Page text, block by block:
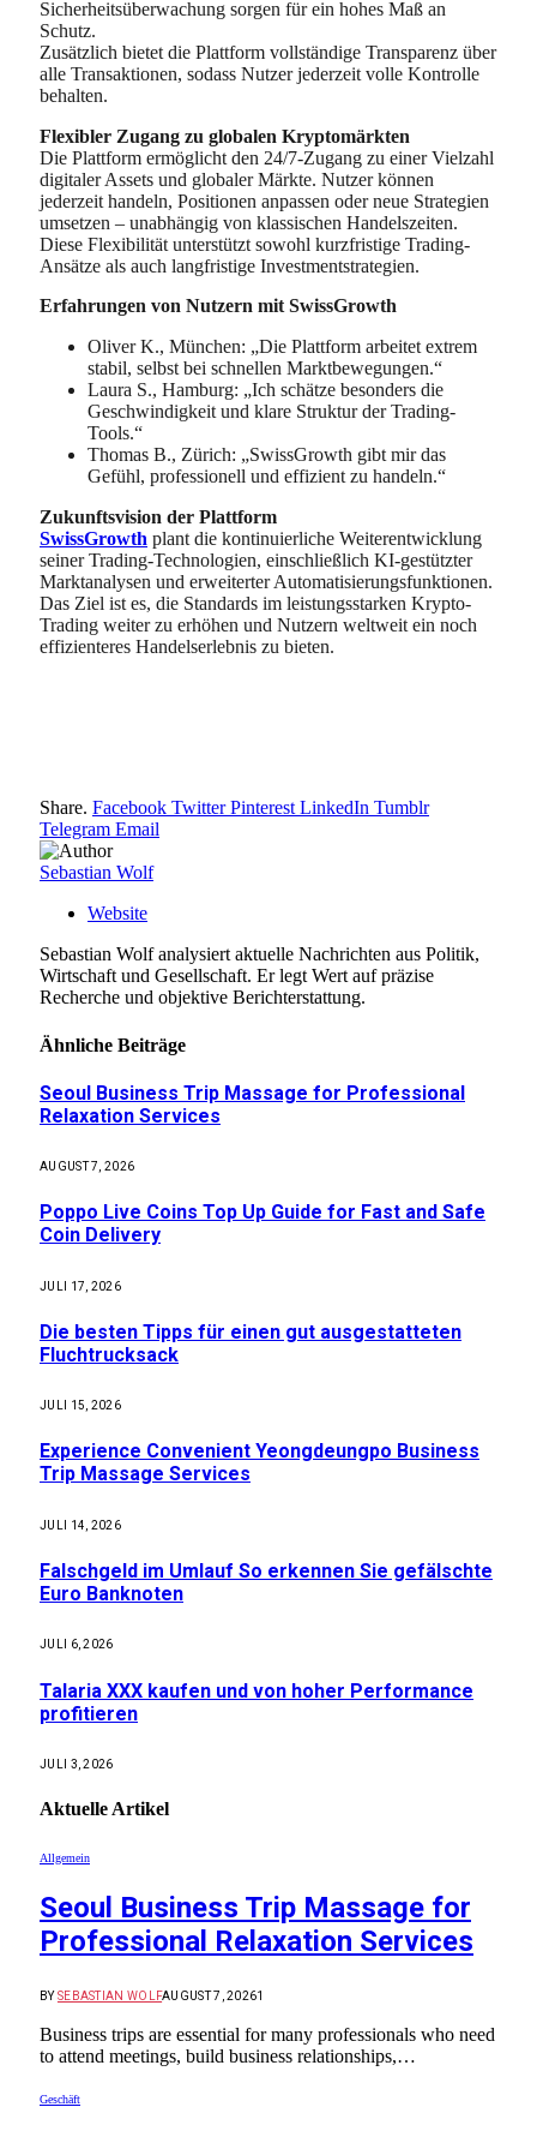
Sicherheitsüberwachung sorgen für ein hohes Maß an
Schutz.
Zusätzlich bietet die Plattform vollständige Transparenz über
alle Transaktionen, sodass Nutzer jederzeit volle Kontrolle
behalten.
Flexibler Zugang zu globalen Kryptomärkten
Die Plattform ermöglicht den 24/7-Zugang zu einer Vielzahl
digitaler Assets und globaler Märkte. Nutzer können
jederzeit handeln, Positionen anpassen oder neue Strategien
umsetzen – unabhängig von klassischen Handelszeiten.
Diese Flexibilität unterstützt sowohl kurzfristige Trading-
Ansätze als auch langfristige Investmentstrategien.
Erfahrungen von Nutzern mit SwissGrowth
Oliver K., München: „Die Plattform arbeitet extrem
stabil, selbst bei schnellen Marktbewegungen.“
Laura S., Hamburg: „Ich schätze besonders die
Geschwindigkeit und klare Struktur der Trading-
Tools.“
Thomas B., Zürich: „SwissGrowth gibt mir das
Gefühl, professionell und effizient zu handeln.“
Zukunftsvision der Plattform
SwissGrowth plant die kontinuierliche Weiterentwicklung
seiner Trading-Technologien, einschließlich KI-gestützter
Marktanalysen und erweiterter Automatisierungsfunktionen.
Das Ziel ist es, die Standards im leistungsstarken Krypto-
Trading weiter zu erhöhen und Nutzern weltweit ein noch
effizienteres Handelserlebnis zu bieten.
Share. Facebook Twitter Pinterest LinkedIn Tumblr
Telegram Email
Sebastian Wolf
Website
Sebastian Wolf analysiert aktuelle Nachrichten aus Politik,
Wirtschaft und Gesellschaft. Er legt Wert auf präzise
Recherche und objektive Berichterstattung.
Ähnliche Beiträge
Seoul Business Trip Massage for Professional
Relaxation Services
AUGUST 7, 2026
Poppo Live Coins Top Up Guide for Fast and Safe
Coin Delivery
JULI 17, 2026
Die besten Tipps für einen gut ausgestatteten
Fluchtrucksack
JULI 15, 2026
Experience Convenient Yeongdeungpo Business
Trip Massage Services
JULI 14, 2026
Falschgeld im Umlauf So erkennen Sie gefälschte
Euro Banknoten
JULI 6, 2026
Talaria XXX kaufen und von hoher Performance
profitieren
JULI 3, 2026
Aktuelle Artikel
Allgemein
Seoul Business Trip Massage for
Professional Relaxation Services
BY SEBASTIAN WOLFAUGUST 7, 20261
Business trips are essential for many professionals who need
to attend meetings, build business relationships,…
Geschäft